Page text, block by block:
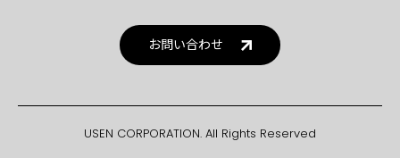
お問い合わせ
USEN CORPORATION. All Rights Reserved